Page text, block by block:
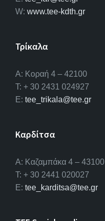
W: www.tee-kdth.gr
Τρίκαλα
Α: Κοραή 4 – 42100
T: + 30 2431 024927
E: tee_trikala@tee.gr
Καρδίτσα
Α: Καζαμπάκα 4 – 43100
T: + 30 2441 020027
E: tee_karditsa@tee.gr